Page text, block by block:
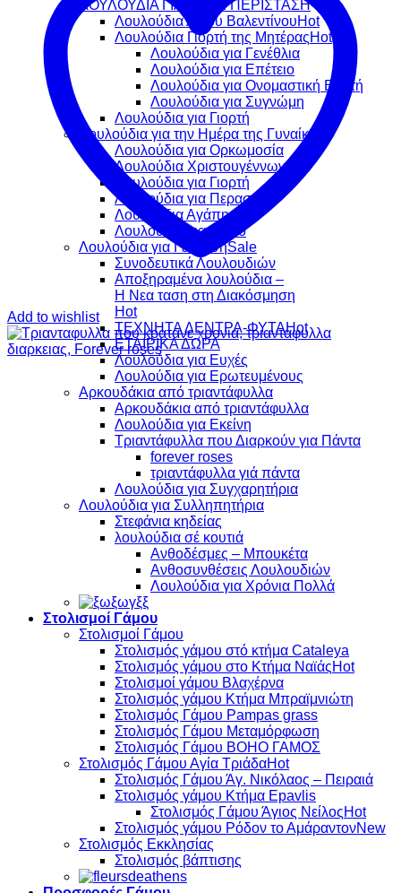
ΛΟΥΛΟΥΔΙΑ ΓΙΑ ΚΑΘΕ ΠΕΡΙΣΤΑΣΗ
Λουλούδια Αγίου Βαλεντίνου
Λουλούδια Γιορτή της Μητέρας
Λουλούδια για Γενέθλια
Λουλούδια για Επέτειο
Λουλούδια για Ονομαστική Εορτή
Λουλούδια για Συγνώμη
Λουλούδια για Γιορτή
Λουλούδια για την Ημέρα της Γυναίκας
Λουλούδια για Ορκωμοσία
Λουλούδια Χριστουγέννων
Λουλούδια για Γιορτή
Λουλούδια για Περαστικά
Λουλούδια Αγάπης
Λουλούδια για Δώρο
Λουλούδια για Γέννηση
Συνοδευτικά Λουλουδιών
Αποξηραμένα λουλούδια –
Η Νεα ταση στη Διακόσμηση
ΤΕΧΝΗΤΑ ΔΕΝΤΡΑ-ΦΥΤΑ
ΕΤΑΙΡΙΚΑ ΔΩΡΑ
Λουλούδια για Ευχές
Λουλούδια για Ερωτευμένους
Aρκουδάκια από τριαντάφυλλα
Aρκουδάκια από τριαντάφυλλα
Λουλούδια για Εκείνη
Τριαντάφυλλα που Διαρκούν για Πάντα
forever roses
τριαντάφυλλα γιά πάντα
Λουλούδια για Συγχαρητήρια
Λουλούδια για Συλληπητήρια
Στεφάνια κηδείας
λουλούδια σέ κουτιά
Ανθοδέσμες – Μπουκέτα
Ανθοσυνθέσεις Λουλουδιών
Λουλούδια για Χρόνια Πολλά
Στολισμοί Γάμου
Στολισμοί Γάμου
Στολισμός γάμου στό κτήμα Cataleya
Στολισμός γάμου στο Κτήμα Ναϊάς
Στολισμοί γάμου Βλαχέρνα
Στολισμός γάμου Κτήμα Μπραϊμνιώτη
Στολισμός Γάμου Pampas grass
Στολισμός Γάμου Μεταμόρφωση
Στολισμός Γάμου BOHO ΓΑΜΟΣ
Στολισμός Γάμου Αγία Τριάδα
Στολισμός Γάμου Άγ. Νικόλαος – Πειραιά
Στολισμός γάμου Κτήμα Epavlis
Στολισμός Γάμου Άγιος Νείλος
Στολισμός γάμου Ρόδον το Αμάραντον
Στολισμός Εκκλησίας
Στολισμός βάπτισης
Add to wishlist